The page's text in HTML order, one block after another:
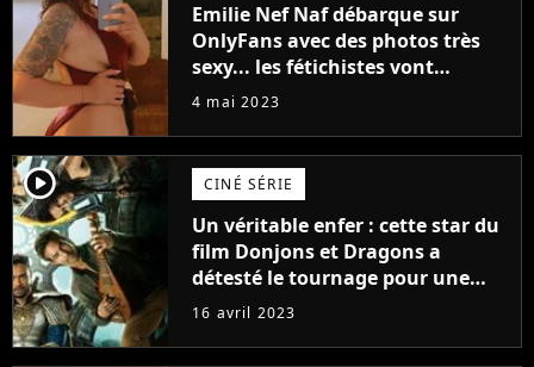
Emilie Nef Naf débarque sur
OnlyFans avec des photos très
sexy... les fétichistes vont
prendre leur pied !
4 mai 2023
player2 CINÉ SÉRIE
Un véritable enfer : cette star du
film Donjons et Dragons a
détesté le tournage pour une
raison très spéciale
16 avril 2023